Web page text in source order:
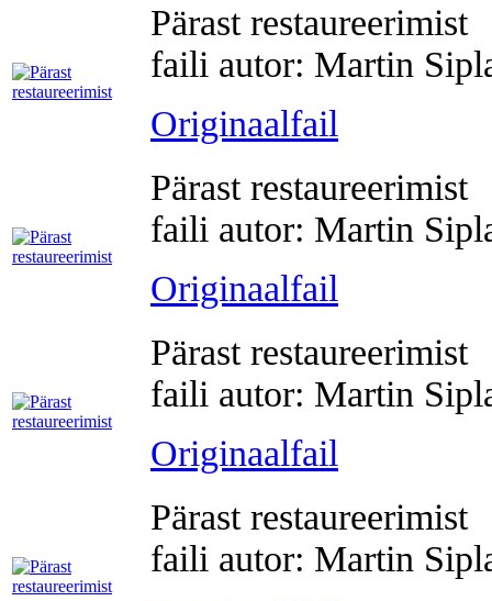
Pärast restaureerimist
faili autor: Martin
Originaalfail
Pärast restaureerimist
faili autor: Martin
Originaalfail
Pärast restaureerimist
faili autor: Martin
Originaalfail
Pärast restaureerimist
faili autor: Martin